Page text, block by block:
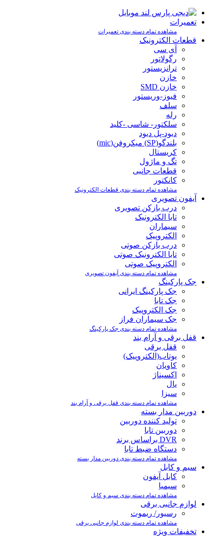
تعمیرات
مشاهده تمام دسته بندی تعمیرات
قطعات الکترونیک
آی سی
رگولاتور
ترانزیستور
خازن
خازن SMD
فیوز-وریستور
سلف
رله
سلکتور- شاسی -کلید
دیود-پل دیود
بلندگو(SP) میکروفن(mic)
کریستال
تگ و ماژول
قطعات جانبی
کانکتور
مشاهده تمام دسته بندی قطعات الکترونیک
آیفون تصویری
درب بازکن تصویری
تابا الکترونیک
سیماران
الکتروپیک
درب بازکن صوتی
تابا الکترونیک صوتی
الکتروپیک صوتی
مشاهده تمام دسته بندی آیفون تصویری
جک پارکینگ
جک پارکینگ ایرانی
جک تابا
جک الکتروپیک
جک سیماران فراز
مشاهده تمام دسته بندی جک پارکینگ
قفل برقی و آرام بند
قفل برقی
یوتاب(الکتروپیک)
کاویان
اکسیناژ
یال
سیزا
مشاهده تمام دسته بندی قفل برقی و آرام بند
دوربین مدار بسته
تولید کننده دوربین
دوربین تابا
DVR براساس برند
دستگاه ضبط تابا
مشاهده تمام دسته بندی دوربین مدار بسته
سیم و کابل
کابل آیفون
سیمیا
مشاهده تمام دسته بندی سیم و کابل
لوازم جانبی برقی
رسیور/ ریموت
مشاهده تمام دسته بندی لوازم جانبی برقی
تخفیفات ویژه